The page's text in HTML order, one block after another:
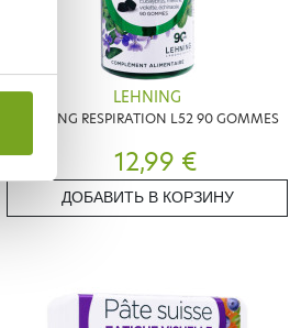
LEHNING
LEHNING RESPIRATION L52 90 GOMMES
12,99 €
ДОБАВИТЬ В КОРЗИНУ